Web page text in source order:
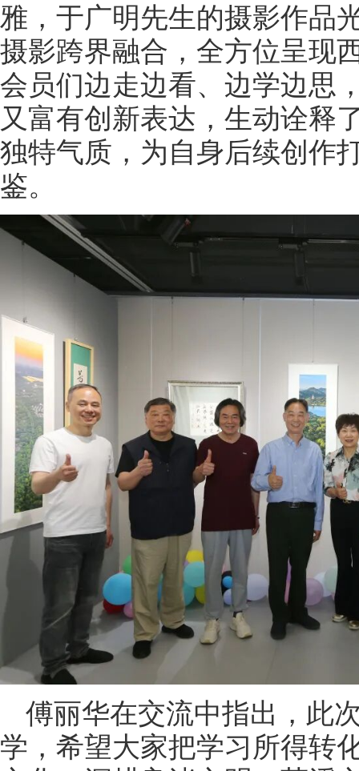
雅，于广明先生的摄影作品
摄影跨界融合，全方位呈现
会员们边走边看、边学边思
又富有创新表达，生动诠释
独特气质，为自身后续创作
鉴。
傅丽华在交流中指出，此
学，希望大家把学习所得转